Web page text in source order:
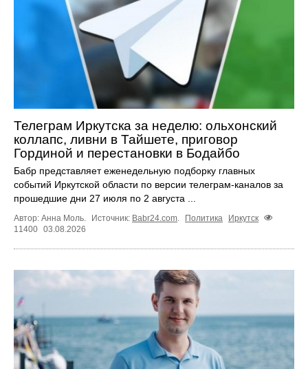
Телеграм Иркутска за неделю: ольхонский
коллапс, ливни в Тайшете, приговор
Гординой и перестановки в Бодайбо
Бабр представляет еженедельную подборку главных
событий Иркутской области по версии телеграм-каналов за
прошедшие дни 27 июля по 2 августа ...
Автор: Анна Моль. Источник: Babr24.com Политика
Иркутск
11400 03.08.2026